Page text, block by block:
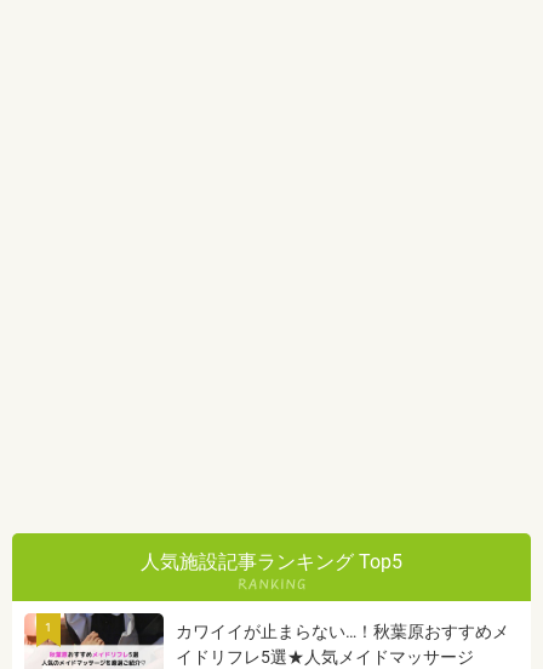
人気施設記事ランキング Top5
1
カワイイが止まらない…！秋葉原おすすめメ
イドリフレ5選★人気メイドマッサージ